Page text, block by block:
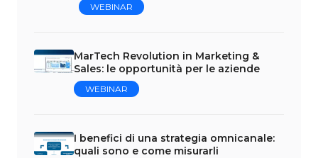
WEBINAR
MarTech Revolution in Marketing &
Sales: le opportunità per le aziende
WEBINAR
I benefici di una strategia omnicanale:
quali sono e come misurarli